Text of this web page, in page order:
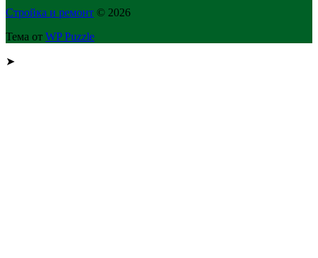
Стройка и ремонт © 2026
Тема от WP Puzzle
➤